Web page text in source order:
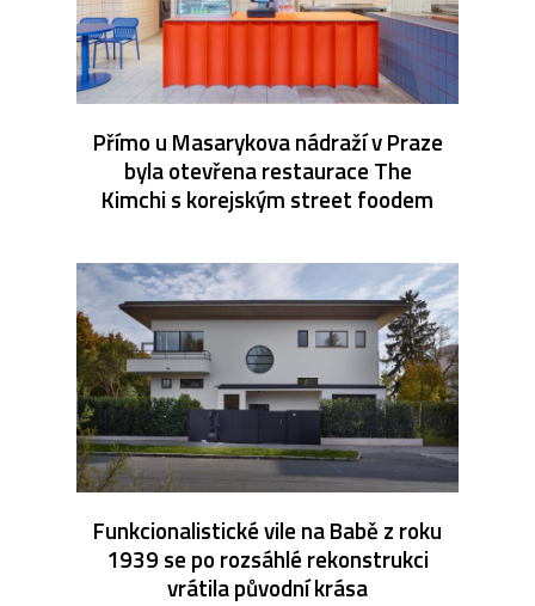
Přímo u Masarykova nádraží v Praze
byla otevřena restaurace The
Kimchi s korejským street foodem
Funkcionalistické vile na Babě z roku
1939 se po rozsáhlé rekonstrukci
vrátila původní krása